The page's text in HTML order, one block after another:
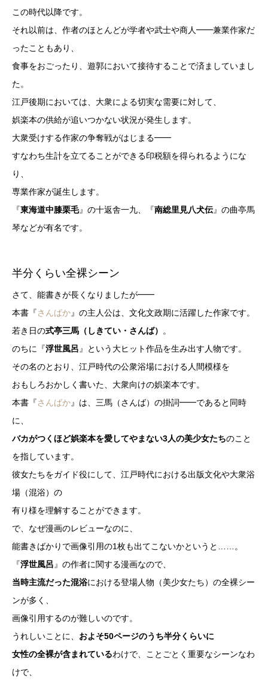
この時代以降です。
それ以前は、作者のほとんどが学者や武士や商人━━兼業作家だ
ったこともあり、
食事をおごったり、遊郭において接待することで済ましていまし
た。
江戸後期においては、大衆による切実な需要に対して、
娯楽本の供給が追いつかない状況が発生します。
大衆受けする作家の争奪戦がはじまる━━
すなわち生計を立てることができる印税額を得られるようにな
り、
専業作家が誕生します。
『東海道中膝栗毛』の十返舎一九、『南総里見八犬伝』の曲亭馬
琴などが有名です。
半分くらい全裸シーン
さて、能書きが長くなりましたが━━
本書『さんばか』の主人公は、文化文政期に活躍した作家です。
若き日の式亭三馬（しきてい・さんば）
。
のちに『浮世風呂 』という大ヒット作品を生み出す人物です。
その名のとおり、江戸時代の公衆浴場における人間模様を
おもしろおかしく書いた、大衆向けの娯楽本です。
本書『さんばか』は、三馬（さんば）の掛詞━━であると同時
に、
バカがつくほど娯楽本を愛してやまない3人の美少女たちのこと
を指しています。
彼女たちをガイド役にして、江戸時代における出版文化や大衆浴
場（混浴）の
有り様を理解することができます。
で、なぜ漫画のレビューなのに、
能書きばかりで画像引用の1枚も出てこないかというと……。
『浮世風呂 』の作者に関する漫画なので、
当時主流だった混浴における登場人物（美少女たち）の全裸シー
ンが多く、
画像引用するのが難しいのです。
うれしいことに、 およそ50ページのうち半分くらいに
女性の全裸が含まれているわけで、ことごとく重要なシーンなわ
けで、